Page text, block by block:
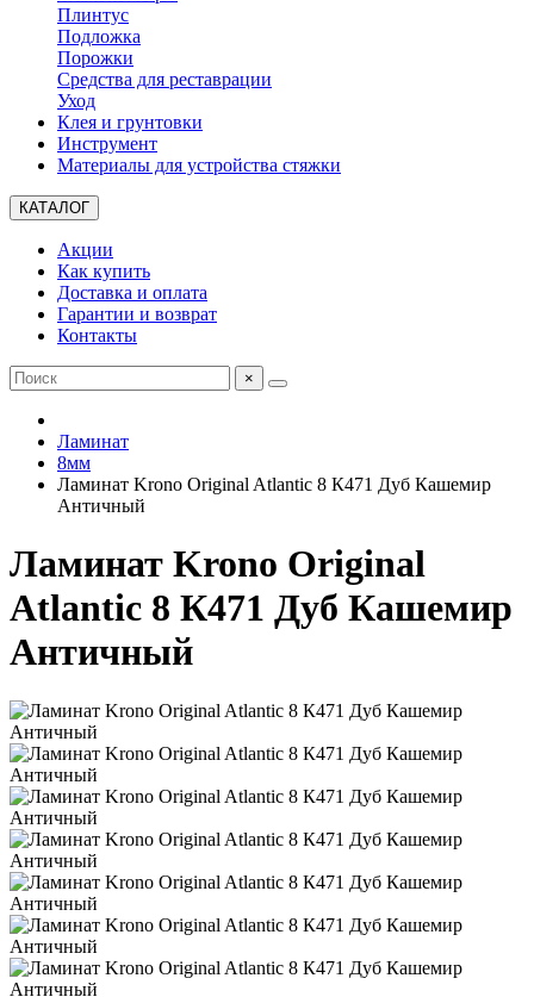
Плинтус
Подложка
Порожки
Средства для реставрации
Уход
Клея и грунтовки
Инструмент
Материалы для устройства стяжки
КАТАЛОГ
Акции
Как купить
Доставка и оплата
Гарантии и возврат
Контакты
×
Ламинат
8мм
Ламинат Krono Original Atlantic 8 К471 Дуб Кашемир
Античный
Ламинат Krono Original
Atlantic 8 К471 Дуб Кашемир
Античный